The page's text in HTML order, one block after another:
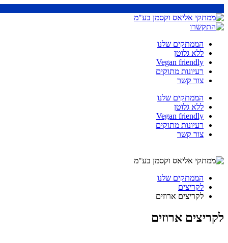
הממתקים שלנו
ללא גלוטן
Vegan friendly
רעיונות מתוקים
צור קשר
הממתקים שלנו
ללא גלוטן
Vegan friendly
רעיונות מתוקים
צור קשר
הממתקים שלנו
לקריצים
לקריצים ארוזים
לקריצים ארוזים